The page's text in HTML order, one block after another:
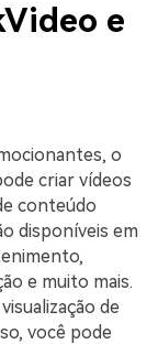
e
o
criar vídeos
conteúdo
disponíveis em
e muito mais.
de
você pode